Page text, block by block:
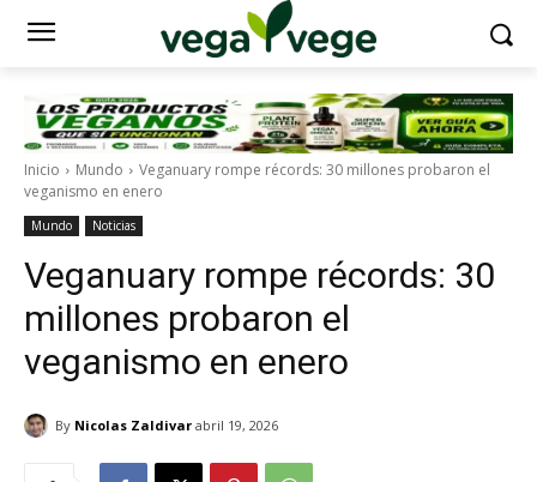
Inicio Mundo
Veganuary rompe récords: 30 millones probaron el
veganismo en enero
Mundo Noticias
Veganuary rompe récords: 30
millones probaron el
veganismo en enero
By Nicolas Zaldivar abril 19, 2026